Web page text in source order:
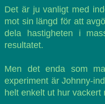
Det är ju vanligt med
mot sin längd för att
dela hastigheten i
resultatet.
Men det enda som
experiment är Johnny-
helt enkelt ut hur vackert